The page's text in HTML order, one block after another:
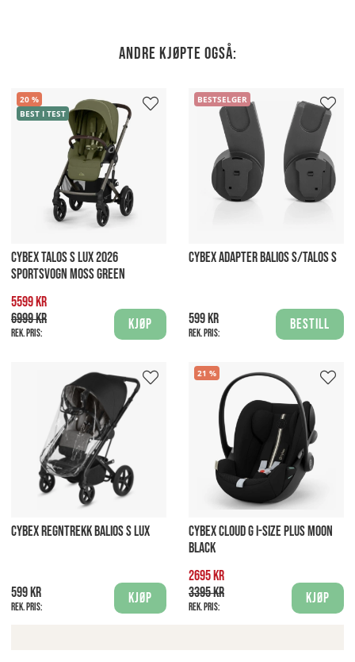
Andre kjøpte også:
20
BEST I TEST
CYBEX TALOS S LUX 2026
SPORTSVOGN MOSS GREEN
5599 kr
6999 kr
Rek. pris:
Kjøp
BESTSELGER
CYBEX ADAPTER BALIOS S/TALOS S
599 kr
Rek. pris:
Bestill
CYBEX REGNTREKK BALIOS S LUX
599 kr
Rek. pris:
Kjøp
21
CYBEX CLOUD G I-SIZE PLUS MOON
BLACK
2695 kr
3395 kr
Rek. pris:
Kjøp